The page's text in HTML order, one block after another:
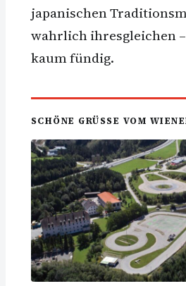
japanischen
wahrlich ihresgleichen
kaum fündig.
SCHÖNE GRÜSSE VOM WIENER